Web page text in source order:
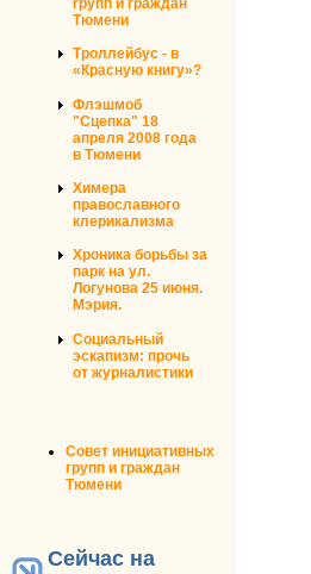
Тюмени
Троллейбус - в
«Красную книгу»?
Флэшмоб
"Сцепка" 18
апреля 2008 года
в Тюмени
Химера
православного
клерикализма
Хроника борьбы за
парк на ул.
Логунова 25 июня.
Мэрия.
Социальный
эскапизм: прочь
от журналистики
Совет инициативных
групп и граждан
Тюмени
Сейчас на